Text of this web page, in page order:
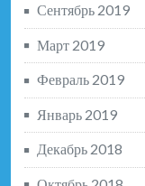
Сентябрь 2019
Март 2019
Февраль 2019
Январь 2019
Декабрь 2018